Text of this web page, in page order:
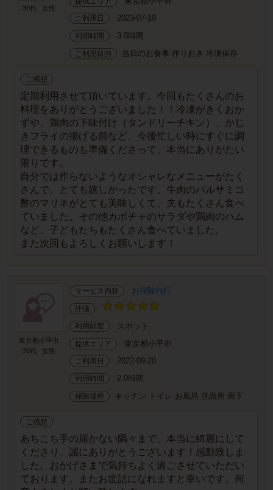
30代
女性
ご利用日 2023-07-19
利用時間 3.0時間
ご利用目的 当日のお食事 作りおき 冷凍保存
ご感想
定期利用させて頂いています。今回もたくさんのお
料理をありがとうございました！！冷凍がきくおか
ずや、鶏肉の下味付け（タンドリーチキン）、かじ
きフライの揚げる前など、今後忙しい時にすぐに調
理できるものも準備くださって、本当にありがたい
限りです。
自分では作らないようなオシャレなメニューがたく
さんで、とても嬉しかったです。牛肉のバルサミコ
酢のマリネがとても美味しくて、夫もたくさん食べ
ていました。その他カボチャのサラダや鶏肉のハム
など、子どもたちもたくさん食べていました。
また次回もよろしくお願いします！
東京都小平市
30代
女性
サービス内容 お掃除代行
評価
利用頻度 スポット
提供エリア 東京都小平市
ご利用日 2022-09-20
利用時間 2.0時間
掃除場所 キッチン トイレ お風呂 洗面所 廊下
ご感想
あちこち手の届かない隅々まで、本当に綺麗にして
くださり、誠にありがとうございます！感動致しま
した。おかげさまで気持ちよく過ごさせていただい
ております。またお世話になれますと幸いです。何